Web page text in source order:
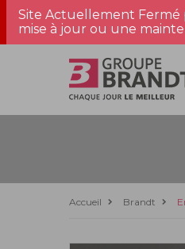
Site Actuellement Fermé
mise à jour ou une
Accueil Brandt